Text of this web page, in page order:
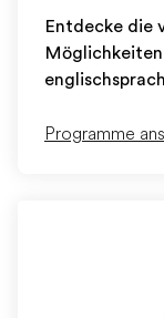
Entdecke die
Programme